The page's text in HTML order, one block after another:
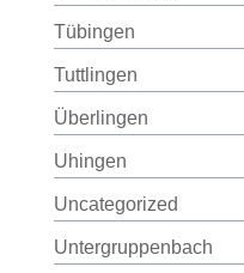
Tübingen
Tuttlingen
Überlingen
Uhingen
Uncategorized
Untergruppenbach